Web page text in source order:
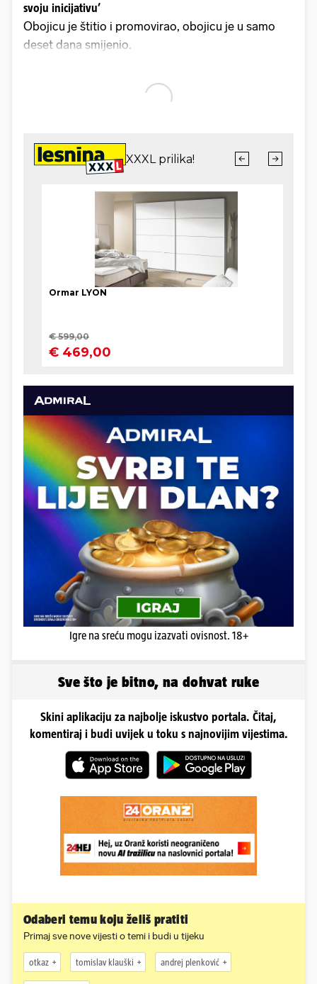
svoju inicijativu’
Obojicu je štitio i promovirao, obojicu je u samo
deset dana smijenio.
Igre na sreću mogu izazvati ovisnost. 18+
Sve što je bitno, na dohvat ruke
Skini aplikaciju za najbolje iskustvo portala. Čitaj,
komentiraj i budi uvijek u toku s najnovijim vijestima.
Odaberi temu koju želiš pratiti
Primaj sve nove vijesti o temi i budi u tijeku
otkaz tomislav klauški andrej plenković